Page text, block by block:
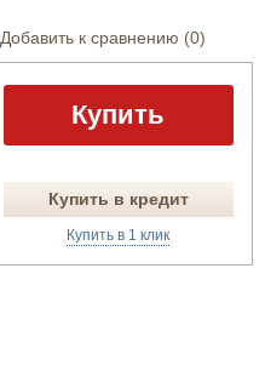
Добавить к сравнению (0)
Купить
Купить в кредит
Купить в 1 клик